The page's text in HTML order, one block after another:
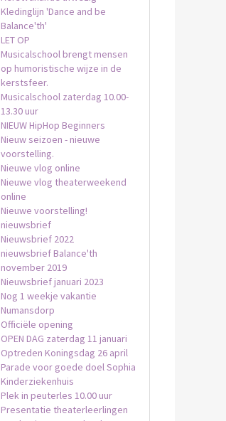
Kledinglijn 'Dance and be
Balance'th'
LET OP
Musicalschool brengt mensen
op humoristische wijze in de
kerstsfeer.
Musicalschool zaterdag 10.00-
13.30 uur
NIEUW HipHop Beginners
Nieuw seizoen - nieuwe
voorstelling.
Nieuwe vlog online
Nieuwe vlog theaterweekend
online
Nieuwe voorstelling!
nieuwsbrief
Nieuwsbrief 2022
nieuwsbrief Balance'th
november 2019
Nieuwsbrief januari 2023
Nog 1 weekje vakantie
Numansdorp
Officiële opening
OPEN DAG zaterdag 11 januari
Optreden Koningsdag 26 april
Parade voor goede doel Sophia
Kinderziekenhuis
Plek in peuterles 10.00 uur
Presentatie theaterleerlingen